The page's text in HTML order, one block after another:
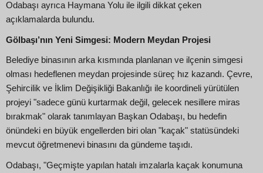
Odabaşı ayrıca Haymana Yolu ile ilgili dikkat çeken
açıklamalarda bulundu.
Gölbaşı’nın Yeni Simgesi: Modern Meydan Projesi
Belediye binasının arka kısmında planlanan ve ilçenin simgesi
olması hedeflenen meydan projesinde süreç hız kazandı. Çevre,
Şehircilik ve İklim Değişikliği Bakanlığı ile koordineli yürütülen
projeyi "sadece günü kurtarmak değil, gelecek nesillere miras
bırakmak" olarak tanımlayan Başkan Odabaşı, bu hedefin
önündeki en büyük engellerden biri olan "kaçak" statüsündeki
mevcut öğretmenevi binasını da gündeme taşıdı.
Odabaşı, "Geçmişte yapılan hatalı imzalarla kaçak konumuna